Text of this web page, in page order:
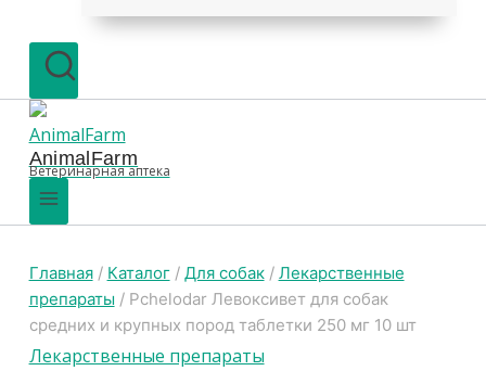
AnimalFarm
Ветеринарная аптека
Главная / Каталог / Для собак / Лекарственные
препараты / Pchelodar Левоксивет для собак
средних и крупных пород таблетки 250 мг 10 шт
Лекарственные препараты